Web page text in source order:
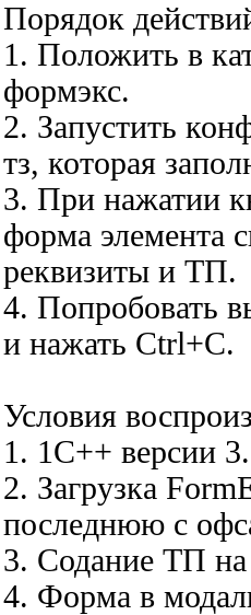
Порядок
1. Положить в
формэкс.
2. Запустить
тз, которая
3. При нажатии
форма элемента
реквизиты и ТП.
4. Попробовать
и нажать Ctrl+C.
Условия
1. 1C++ версии
2. Загрузка
последнюю с
3. Содание ТП на
4. Форма в